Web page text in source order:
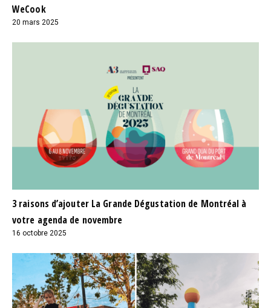
WeCook
20 mars 2025
3 raisons d’ajouter La Grande Dégustation de Montréal à
votre agenda de novembre
16 octobre 2025